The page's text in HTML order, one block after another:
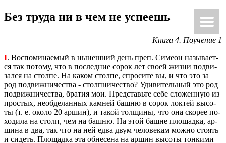
Ки́рие эле́йсон
Без труда ни в чем не успе­ешь
Книга 4. По­уче­ние 1
I. Вос­по­ми­на­е­мый в ны­неш­ний день преп. Си­ме­он на­зы­ва­ет­
ся так по­то­му, что в по­след­ние сорок лет своей жизни под­ви­
зал­ся на стол­пе. На каком стол­пе, спро­си­те вы, и что это за
род по­движ­ни­че­ства - столп­ни­че­ство? Уди­ви­тель­ный это род
по­движ­ни­че­ства, бра­тия мои. Пред­ставь­те себе сло­жен­ную из
про­стых, необ­де­лан­ных кам­ней башню в сорок лок­тей вы­со­
ты (т. е. около 20 аршин), и такой тол­щи­ны, что она ско­рее по­
хо­ди­ла на столп, чем на башню. На этой башне пло­щад­ка, ар­
ши­на в два, так что на ней едва двум че­ло­ве­кам можно сто­ять
и си­деть. Пло­щад­ка эта об­не­се­на на аршин вы­со­ты тон­ки­ми